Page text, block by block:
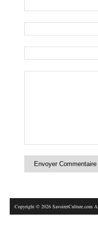
Copyright © 2026 SavoiretCulture.com